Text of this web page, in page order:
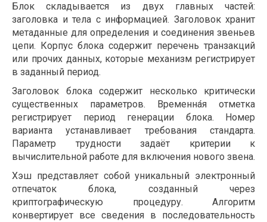
Блок складывается из двух главных частей:
заголовка и тела с информацией. Заголовок хранит
метаданные для определения и соединения звеньев
цепи. Корпус блока содержит перечень транзакций
или прочих данных, которые механизм регистрирует
в заданный период.
Заголовок блока содержит несколько критически
существенных параметров. Временна́я отметка
регистрирует период генерации блока. Номер
варианта устанавливает требования стандарта.
Параметр трудности задаёт критерии к
вычислительной работе для включения нового звена.
Хэш представляет собой уникальный электронный
отпечаток блока, созданный через
криптографическую процедуру. Алгоритм
конвертирует все сведения в последовательность